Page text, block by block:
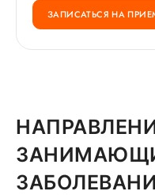
ЗАПИСАТЬСЯ НА